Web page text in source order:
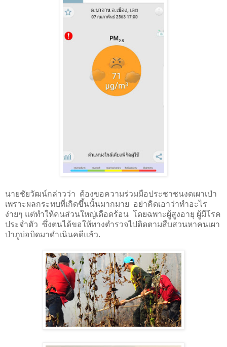
นายชัยวัฒน์กล่าวว่า ต้องขอความร่วมมือประชาชนงดเผาเป่า
เพราะผลกระทบที่เกิดขึ้นนั้นมากมาย อย่าคิดเอาว่าทำอะไร
ง่ายๆ แต่ทำให้คนส่วนใหญ่เดือดร้อน โดยฉพาะผู้สูงอายุ ผู้มีโรค
ประจำตัว ซึ่งตนได้ขอให้ทางตำรวจไปติดตามสืบสวนหาคนเผา
ป่าภูบ่อบิดมาดำเนินคดีแล้ว.